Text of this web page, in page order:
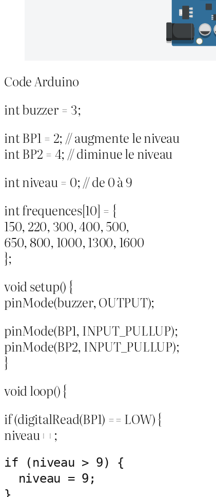
Code Arduino
int buzzer = 3;
int BP1 = 2; // augmente le niveau
int BP2 = 4; // diminue le niveau
int niveau = 0; // de 0 à 9
int frequences[10] = {
150, 220, 300, 400, 500,
650, 800, 1000, 1300, 1600
};
void setup() {
pinMode(buzzer, OUTPUT);
pinMode(BP1, INPUT_PULLUP);
pinMode(BP2, INPUT_PULLUP);
}
void loop() {
if (digitalRead(BP1) == LOW) {
niveau++;
if (niveau > 9) {